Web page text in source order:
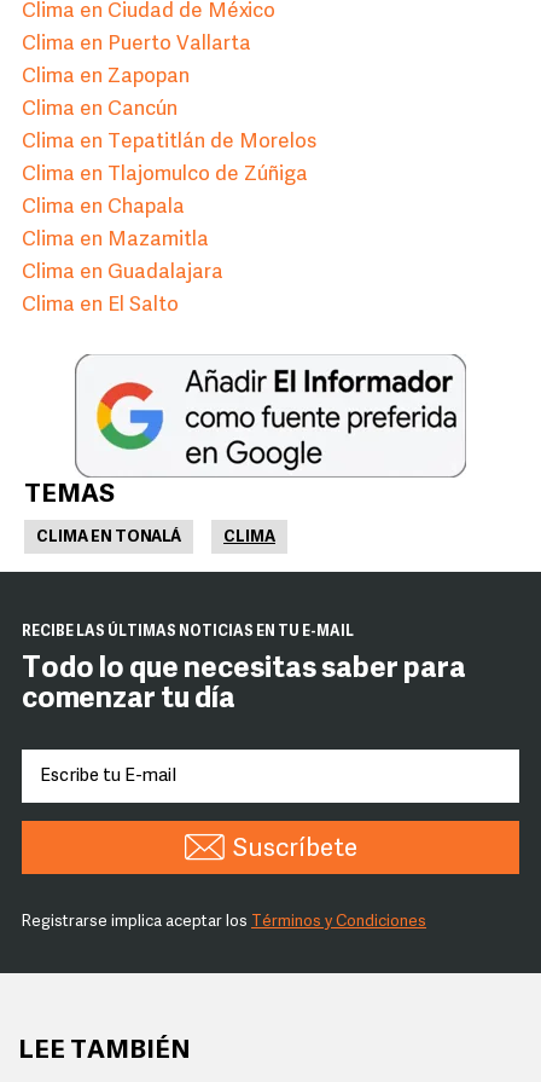
Clima en Ciudad de México
Clima en Puerto Vallarta
Clima en Zapopan
Clima en Cancún
Clima en Tepatitlán de Morelos
Clima en Tlajomulco de Zúñiga
Clima en Chapala
Clima en Mazamitla
Clima en Guadalajara
Clima en El Salto
TEMAS
CLIMA EN TONALÁ CLIMA
RECIBE LAS ÚLTIMAS NOTICIAS EN TU E-MAIL
Todo lo que necesitas saber para
comenzar tu día
Suscríbete
Registrarse implica aceptar los Términos y Condiciones
LEE TAMBIÉN